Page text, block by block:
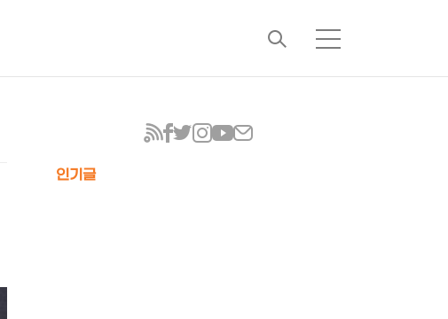
검
메
인기글